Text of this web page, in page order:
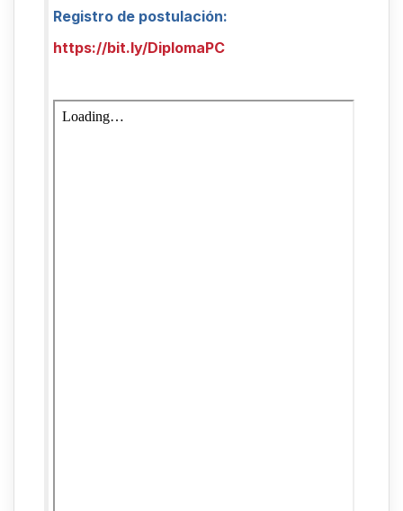
Registro de postulación:
https://bit.ly/DiplomaPC